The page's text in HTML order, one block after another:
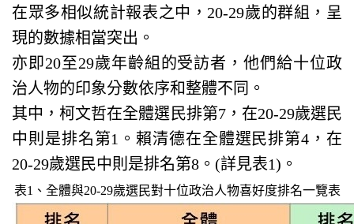
在眾多相似統計報表之中，20-29歲的群組，呈
現的數據相當突出。
亦即20至29歲年齡組的受訪者，他們給十位政
治人物的印象分數依序和整體不同。
其中，柯文哲在全體選民排第7，在20-29歲選民
中則是排名第1。賴清德在全體選民排第4，在
20-29歲選民中則是排名第8。(詳見表1)。
表1、全體與20-29歲選民對十位政治人物喜好度排名一覽表